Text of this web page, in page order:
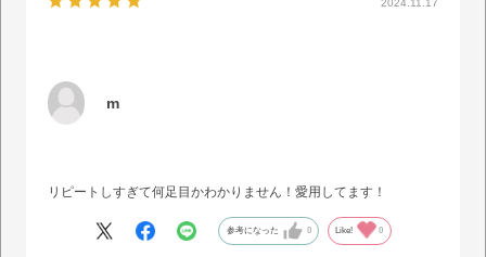
2024.11.17
m
リピートしすぎて何足目かわかりません！愛用してます！
参考になった 0 Like! 0